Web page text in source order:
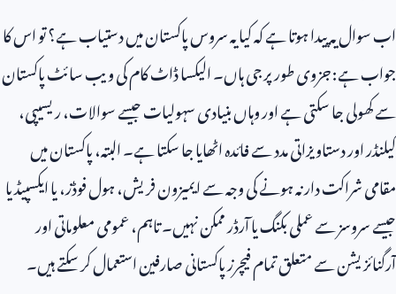
اب سوال یہ پیدا ہوتا ہے کہ کیا یہ سروس پاکستان میں دستیاب ہے؟ تو اس کا
جواب ہے: جزوی طور پر جی ہاں۔ الیکسا ڈاٹ کام کی ویب سائٹ پاکستان
سے کھولی جا سکتی ہے اور وہاں بنیادی سہولیات جیسے سوالات، ریسیپی،
کیلنڈر اور دستاویزاتی مدد سے فائدہ اٹھایا جا سکتا ہے۔ البتہ، پاکستان میں
مقامی شراکت دار نہ ہونے کی وجہ سے ایمیزون فریش، ہول فوڈز، یا ایکسپیڈیا
جیسے سروسز سے عملی بکنگ یا آرڈر ممکن نہیں۔ تاہم، عمومی معلوماتی اور
آرگنائزیشن سے متعلق تمام فیچرز پاکستانی صارفین استعمال کر سکتے ہیں۔